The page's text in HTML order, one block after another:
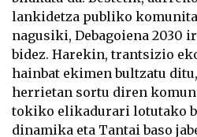
lankidetza publiko
nagusiki, Debagoiena 2030
bidez. Harekin, trantsizio
hainbat ekimen bultzatu
herrietan sortu diren
tokiko elikadurari lotutako
dinamika eta Tantai baso